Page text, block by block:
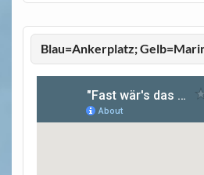
Blau=Ankerplatz;